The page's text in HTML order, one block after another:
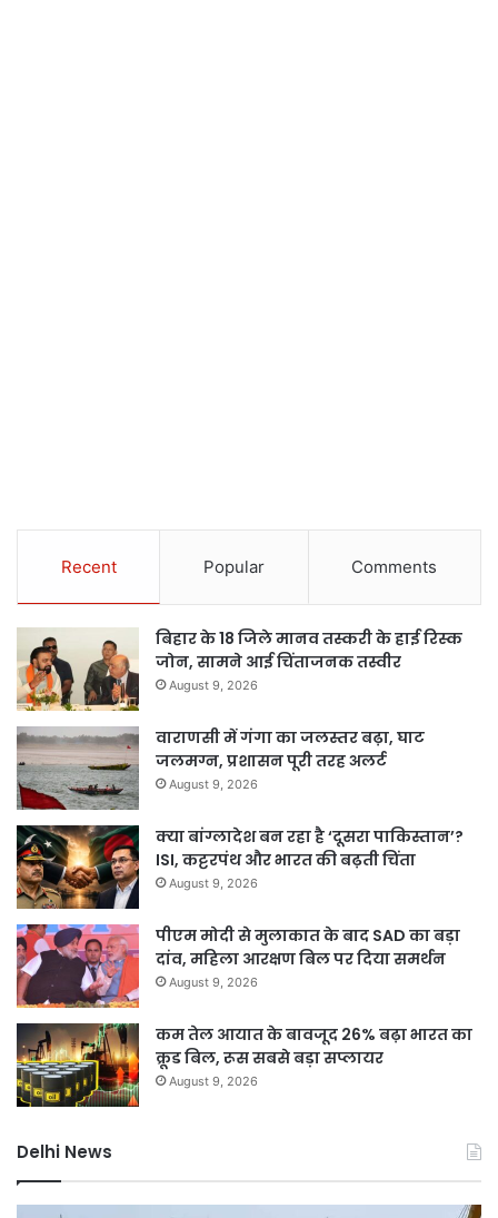
Recent Popular Comments
बिहार के 18 जिले मानव तस्करी के हाई रिस्क
जोन, सामने आई चिंताजनक तस्वीर
August 9, 2026
वाराणसी में गंगा का जलस्तर बढ़ा, घाट
जलमग्न, प्रशासन पूरी तरह अलर्ट
August 9, 2026
क्या बांग्लादेश बन रहा है ‘दूसरा पाकिस्तान’?
ISI, कट्टरपंथ और भारत की बढ़ती चिंता
August 9, 2026
पीएम मोदी से मुलाकात के बाद SAD का बड़ा
दांव, महिला आरक्षण बिल पर दिया समर्थन
August 9, 2026
कम तेल आयात के बावजूद 26% बढ़ा भारत का
क्रूड बिल, रूस सबसे बड़ा सप्लायर
August 9, 2026
Delhi News